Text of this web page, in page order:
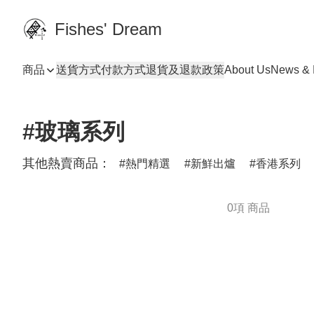
Fishes' Dream
商品 送貨方式付款方式退貨及退款政策About UsNews &
#玻璃系列
其他熱賣商品： 熱門精選 新鮮出爐 香港系列
0項 商品